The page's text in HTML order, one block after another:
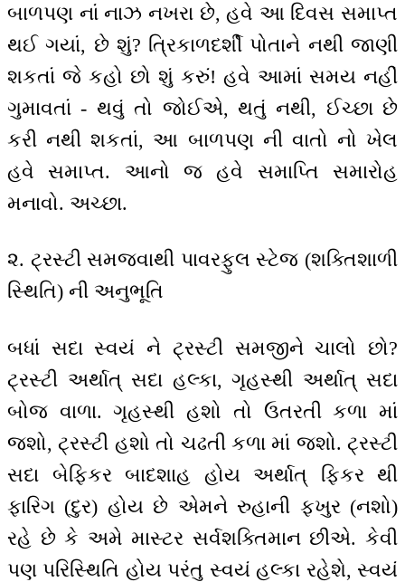
બાળપણ નાં નાઝ નખરા છે, હવે આ દિવસ સમાપ્ત
થઈ ગયાં, છે શું? ત્રિકાળદર્શી પોતાને નથી જાણી
શકતાં જે કહો છો શું કરું! હવે આમાં સમય નહીં
ગુમાવતાં - થવું તો જોઈએ, થતું નથી, ઈચ્છા છે
કરી નથી શકતાં, આ બાળપણ ની વાતો નો ખેલ
હવે સમાપ્ત. આનો જ હવે સમાપ્તિ સમારોહ
મનાવો. અચ્છા.
૨. ટ્રસ્ટી સમજવાથી પાવરફુલ સ્ટેજ (શક્તિશાળી
સ્થિતિ) ની અનુભૂતિ
બધાં સદા સ્વયં ને ટ્રસ્ટી સમજીને ચાલો છો?
ટ્રસ્ટી અર્થાત્ સદા હલ્કા, ગૃહસ્થી અર્થાત્ સદા
બોજ વાળા. ગૃહસ્થી હશો તો ઉતરતી કળા માં
જશો, ટ્રસ્ટી હશો તો ચઢતી કળા માં જશો. ટ્રસ્ટી
સદા બેફિકર બાદશાહ હોય અર્થાત્ ફિકર થી
ફારિગ (દુર) હોય છે એમને રુહાની ફખુર (નશો)
રહે છે કે અમે માસ્ટર સર્વશક્તિમાન છીએ. કેવી
પણ પરિસ્થિતિ હોય પરંતુ સ્વયં હલ્કા રહેશે, સ્વયં